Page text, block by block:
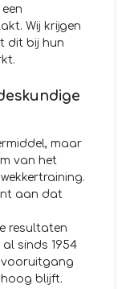
Wij krijgen
dit bij hun
maar
van het
aan dat
resultaten
sinds 1954
vooruitgang
blijft.